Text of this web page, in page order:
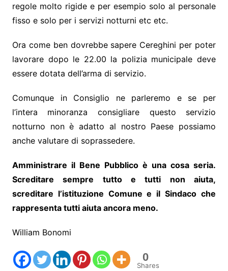
regole molto rigide e per esempio solo al personale
fisso e solo per i servizi notturni etc etc.
Ora come ben dovrebbe sapere Cereghini per poter
lavorare dopo le 22.00 la polizia municipale deve
essere dotata dell’arma di servizio.
Comunque in Consiglio ne parleremo e se per
l’intera minoranza consigliare questo servizio
notturno non è adatto al nostro Paese possiamo
anche valutare di soprassedere.
Amministrare il Bene Pubblico è una cosa seria.
Screditare sempre tutto e tutti non aiuta,
screditare l’istituzione Comune e il Sindaco che
rappresenta tutti aiuta ancora meno.
William Bonomi
0
Shares